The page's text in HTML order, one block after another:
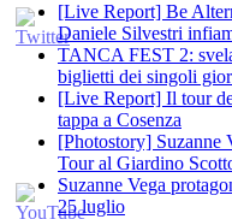
[Live Report] Be
Daniele Silvestri
TANCA FEST 2:
biglietti dei singoli
[Live Report] Il tour
tappa a Cosenza
[Photostory] Suzanne
Tour al Giardino
Suzanne Vega
25 luglio